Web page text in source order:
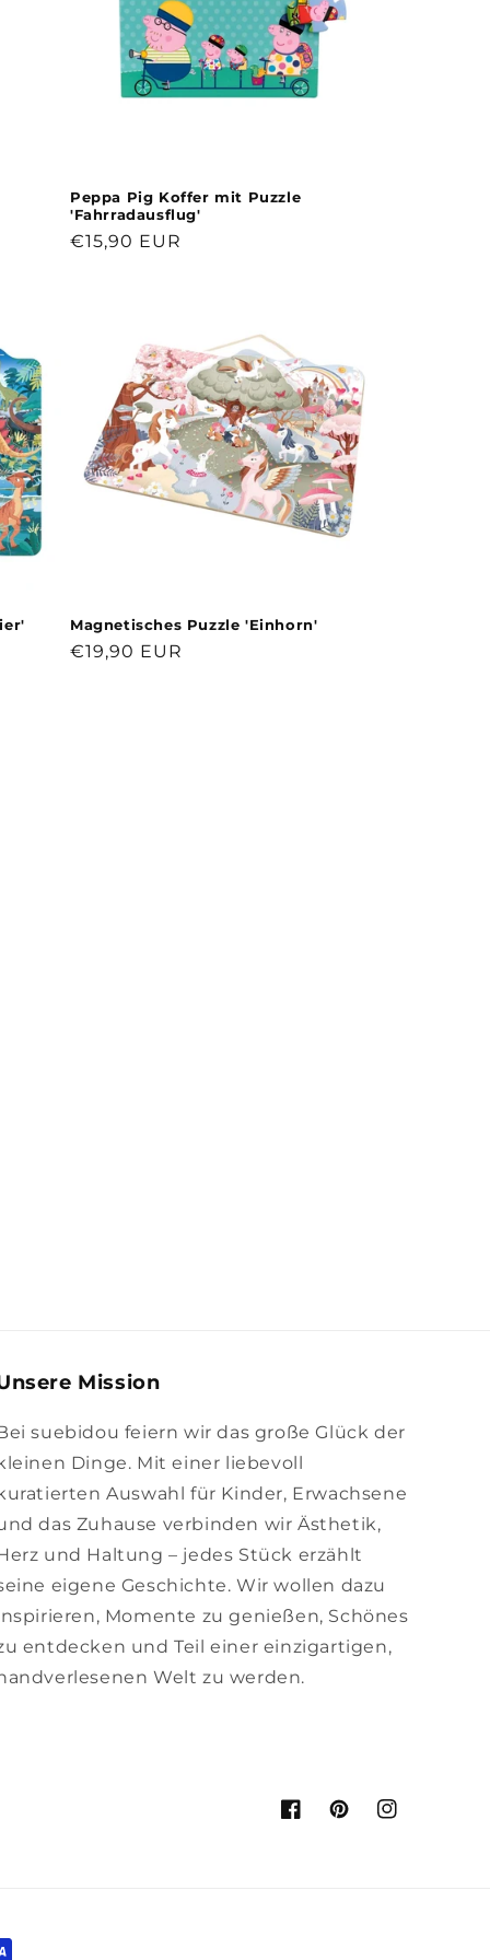
Peppa Pig Koffer mit Puzzle
'Fahrradausflug'
Normaler
€15,90 EUR
Magnetisches Puzzle 'Einhorn'
Normaler
€19,90 EUR
Mission
suebidou feiern wir das große Glück der
Dinge. Mit einer liebevoll
Auswahl für Kinder, Erwachsene
das Zuhause verbinden wir Ästhetik,
und Haltung – jedes Stück erzählt
eigene Geschichte. Wir wollen dazu
Momente zu genießen, Schönes
entdecken und Teil einer einzigartigen,
Welt zu werden.
FacebookPinterestInstagram